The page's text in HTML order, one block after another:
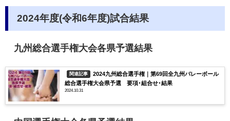
2024年度(令和6年度)試合結果
九州総合選手権大会各県予選結果
関連記事
2024九州総合選手権｜第69回全九州バレーボール
総合選手権大会県予選 要項･組合せ･結果
2024.10.31